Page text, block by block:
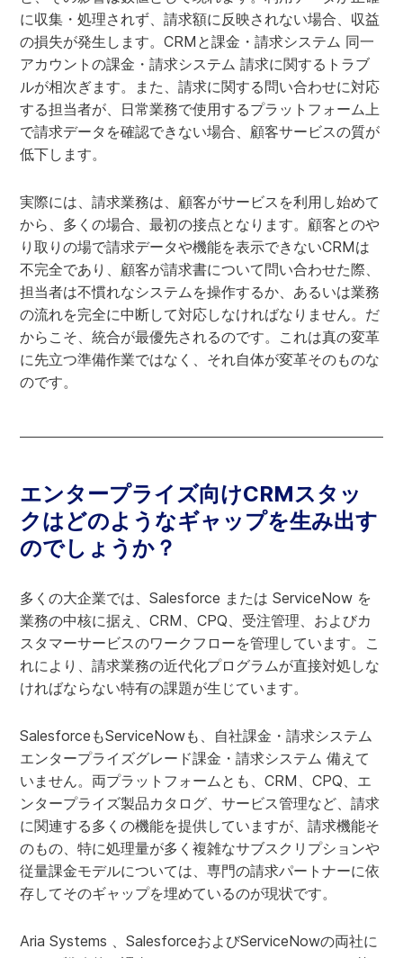
に収集・処理されず、請求額に反映されない場合、収益
の損失が発生します。CRMと課金・請求システム 同一
アカウントの課金・請求システム 請求に関するトラブ
ルが相次ぎます。また、請求に関する問い合わせに対応
する担当者が、日常業務で使用するプラットフォーム上
で請求データを確認できない場合、顧客サービスの質が
低下します。
実際には、請求業務は、顧客がサービスを利用し始めて
から、多くの場合、最初の接点となります。顧客とのや
り取りの場で請求データや機能を表示できないCRMは
不完全であり、顧客が請求書について問い合わせた際、
担当者は不慣れなシステムを操作するか、あるいは業務
の流れを完全に中断して対応しなければなりません。だ
からこそ、統合が最優先されるのです。これは真の変革
に先立つ準備作業ではなく、それ自体が変革そのものな
のです。
エンタープライズ向けCRMスタッ
クはどのようなギャップを生み出す
のでしょうか？
多くの大企業では、Salesforce または ServiceNow を
業務の中核に据え、CRM、CPQ、受注管理、およびカ
スタマーサービスのワークフローを管理しています。こ
れにより、請求業務の近代化プログラムが直接対処しな
ければならない特有の課題が生じています。
SalesforceもServiceNowも、自社課金・請求システム
エンタープライズグレード課金・請求システム 備えて
いません。両プラットフォームとも、CRM、CPQ、エ
ンタープライズ製品カタログ、サービス管理など、請求
に関連する多くの機能を提供していますが、請求機能そ
のもの、特に処理量が多く複雑なサブスクリプションや
従量課金モデルについては、専門の請求パートナーに依
存してそのギャップを埋めているのが現状です。
Aria Systems 、SalesforceおよびServiceNowの両社に